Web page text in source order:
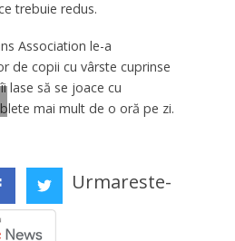
trebuie redus.
Association le-a
de copii cu vârste cuprinse
lase să se joace cu
mai mult de o oră pe zi.
Urmareste-